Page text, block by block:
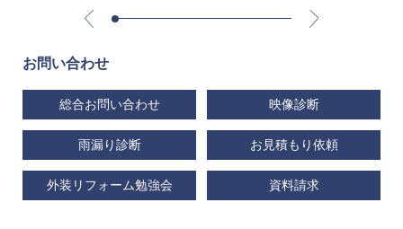
お問い合わせ
総合お問い合わせ 映像診断
雨漏り診断 お見積もり依頼
外装リフォーム勉強会 資料請求